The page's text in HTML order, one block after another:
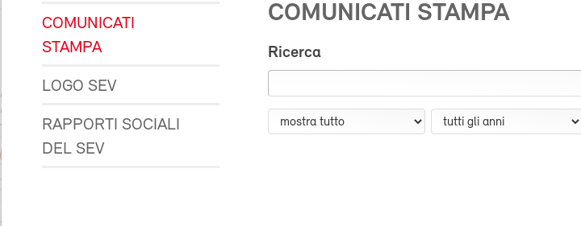
COMUNICATI
STAMPA
LOGO SEV
RAPPORTI SOCIALI
DEL SEV
COMUNICATI STAMPA
Ricerca